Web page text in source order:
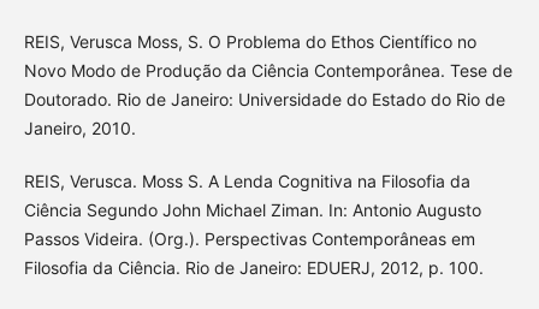
REIS, Verusca Moss, S. O Problema do Ethos Científico no
Novo Modo de Produção da Ciência Contemporânea. Tese de
Doutorado. Rio de Janeiro: Universidade do Estado do Rio de
Janeiro, 2010.
REIS, Verusca. Moss S. A Lenda Cognitiva na Filosofia da
Ciência Segundo John Michael Ziman. In: Antonio Augusto
Passos Videira. (Org.). Perspectivas Contemporâneas em
Filosofia da Ciência. Rio de Janeiro: EDUERJ, 2012, p. 100.